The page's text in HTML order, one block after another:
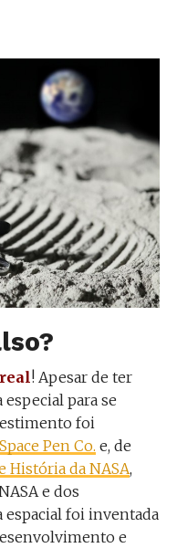
! Apesar de ter
para se
foi
Pen Co. e, de
História da NASA,
e dos
espacial foi inventada
e